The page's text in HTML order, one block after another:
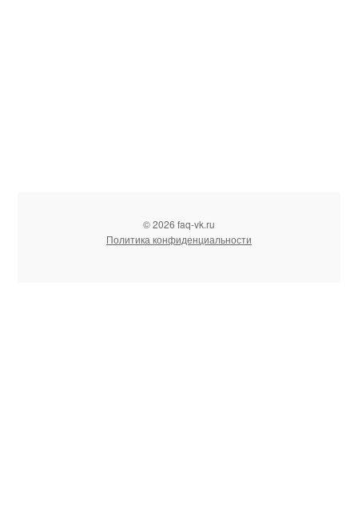
© 2026 faq-vk.ru
Политика конфиденциальности